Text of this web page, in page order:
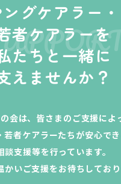
グケアラー・
者ケアラーを
たちと一緒に
えませんか？
会は、皆さまのご支援によ
者ケアラーたちが安心でき
談支援等を行っています。
かいご支援をお待ちしており